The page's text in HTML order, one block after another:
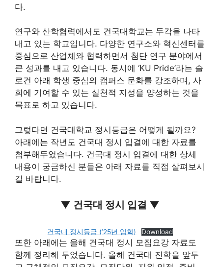
다.
연구와 산학협력에서도 건국대학교는 두각을 나타
내고 있는 학교입니다. 다양한 연구소와 혁신센터를
중심으로 산업체와 협력하면서 첨단 연구 분야에서
큰 성과를 내고 있습니다. 동시에 ‘KU Pride’라는 슬
로건 아래 학생 중심의 캠퍼스 문화를 강조하며, 사
회에 기여할 수 있는 실천적 지성을 양성하는 것을
목표로 하고 있습니다.
그렇다면 건국대학교 정시등급은 어떻게 될까요?
아래에는 작년도 건국대 정시 입결에 대한 자료를
첨부해두었습니다. 건국대 정시 입결에 대한 상세
내용이 궁금하신 분들은 아래 자료를 직접 살펴보시
길 바랍니다.
▼ 건국대 정시 입결 ▼
건국대 정시등급 (’25년 입학) Download
또한 아래에는 올해 건국대 정시 모집요강 자료도
함께 정리해 두었습니다. 올해 건국대 진학을 앞두